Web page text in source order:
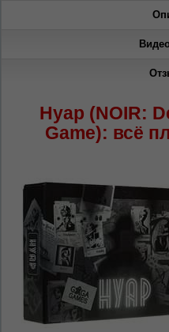
Нуар (NOIR:
Game): всё
Беспокоим Вас только один
Vă vom deranja doar o singură
сайта, то это можно всегда
правом верхнем углу
Dacă doriți să schimbați limba
RO